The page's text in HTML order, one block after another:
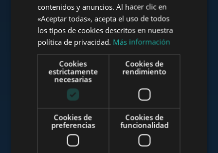
www.tower-investments.com
www.mybudapesthome.com
FRENCH
SPANISH
RUSSIAN
contenidos y anuncios. Al hacer clic en
«Aceptar todas», acepta el uso de todos
los tipos de cookies descritos en nuestra
política de privacidad. Más información
Cookies
estrictamente
necesarias
Cookies de
rendimiento
Cookies de
preferencias
Cookies de
funcionalidad